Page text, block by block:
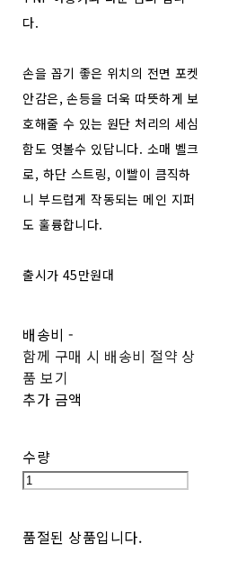
다.
손을 꼽기 좋은 위치의 전면 포켓
안감은, 손등을 더욱 따뜻하게 보
호해줄 수 있는 원단 처리의 세심
함도 엿볼수 있답니다. 소매 벨크
로, 하단 스트링, 이빨이 큼직하
니 부드럽게 작동되는 메인 지퍼
도 훌륭합니다.
출시가 45만원대
배송비-
함께 구매 시 배송비 절약 상
품 보기
추가 금액
수량
품절된 상품입니다.